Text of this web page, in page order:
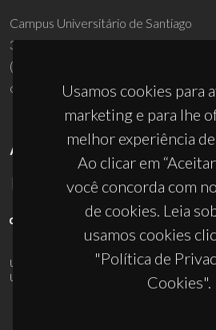
Usamos cookies para
marketing e para lhe
melhor experiência
Ao clicar em
você concorda com
de cookies. Leia
usamos cookies
"Política de
Cookies".
Campus Universitário de Santiago
3810-193 Aveiro - Portugal
(+351) 234 370 200
ciceco@ua.pt
APOIOS
UID/PRR/50011/2025(DOI:10.54499/UID/
UID/PRR2/50011/2025
10.54499/UID/